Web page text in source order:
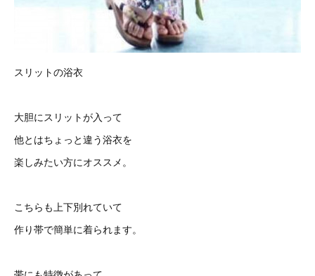
スリットの浴衣
大胆にスリットが入って
他とはちょっと違う浴衣を
楽しみたい方にオススメ。
こちらも上下別れていて
作り帯で簡単に着られます。